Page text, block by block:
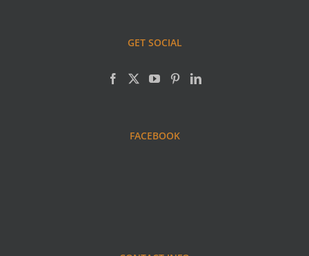
GET SOCIAL
FACEBOOK